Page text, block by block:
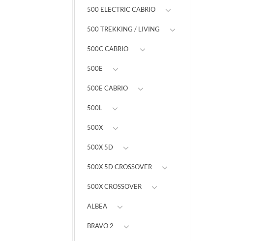
500 ELECTRIC CABRIO
500 TREKKING / LIVING
500C CABRIO
500E
500E CABRIO
500L
500X
500X 5D
500X 5D CROSSOVER
500X CROSSOVER
ALBEA
BRAVO 2